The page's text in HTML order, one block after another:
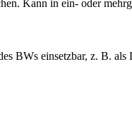
Kann in ein- oder
BWs einsetzbar, z. B.